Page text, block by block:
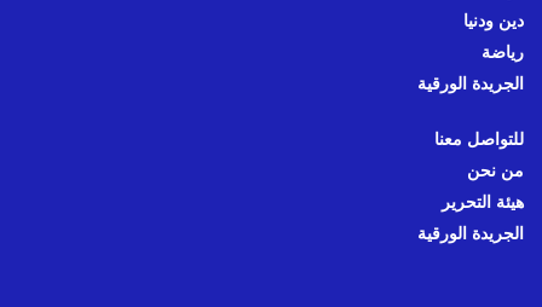
دين ودنيا
رياضة
الجريدة الورقية
للتواصل معنا
من نحن
هيئة التحرير
الجريدة الورقية